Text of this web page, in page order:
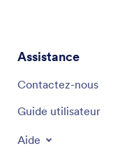
Assistance
Contactez-nous
Guide utilisateur
Aide